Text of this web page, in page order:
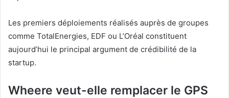
Les premiers déploiements réalisés auprès de groupes
comme TotalEnergies, EDF ou L’Oréal constituent
aujourd’hui le principal argument de crédibilité de la
startup.
Wheere veut-elle remplacer le GPS